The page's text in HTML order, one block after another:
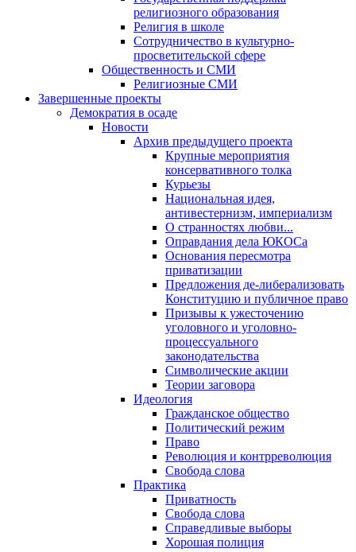
религиозного образования
Религия в школе
Сотрудничество в культурно-
просветительской сфере
Общественность и СМИ
Религиозные СМИ
Завершенные проекты
Демократия в осаде
Новости
Архив предыдущего проекта
Крупные мероприятия
консервативного толка
Курьезы
Национальная идея,
антивестернизм, империализм
О странностях любви...
Оправдания дела ЮКОСа
Основания пересмотра
приватизации
Предложения де-либерализовать
Конституцию и публичное право
Призывы к ужесточению
уголовного и уголовно-
процессуального
законодательства
Символические акции
Теории заговора
Идеология
Гражданское общество
Политический режим
Право
Революция и контрреволюция
Свобода слова
Практика
Приватность
Свобода слова
Справедливые выборы
Хорошая полиция